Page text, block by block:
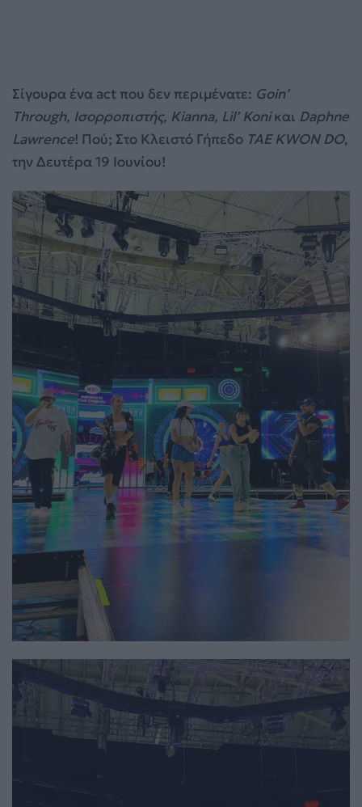
Σίγουρα ένα act που δεν περιμένατε: Goin’
Through, Ισορροπιστής, Kianna, Lil’ Koniκαι Daphne
Lawrence! Πού; Στο Κλειστό Γήπεδο TAE KWON DO,
την Δευτέρα 19 Ιουνίου!